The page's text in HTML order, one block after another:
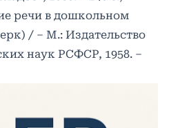
речи в дошкольном
/ ‒ М.: Издательство
наук РСФСР, 1958. –